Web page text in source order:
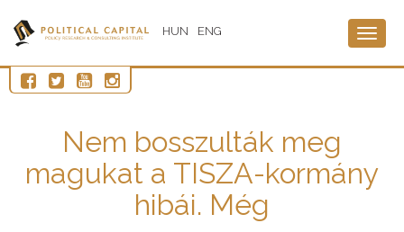
HUN ENG
Nem bosszulták meg
magukat a TISZA-kormány
hibái. Még